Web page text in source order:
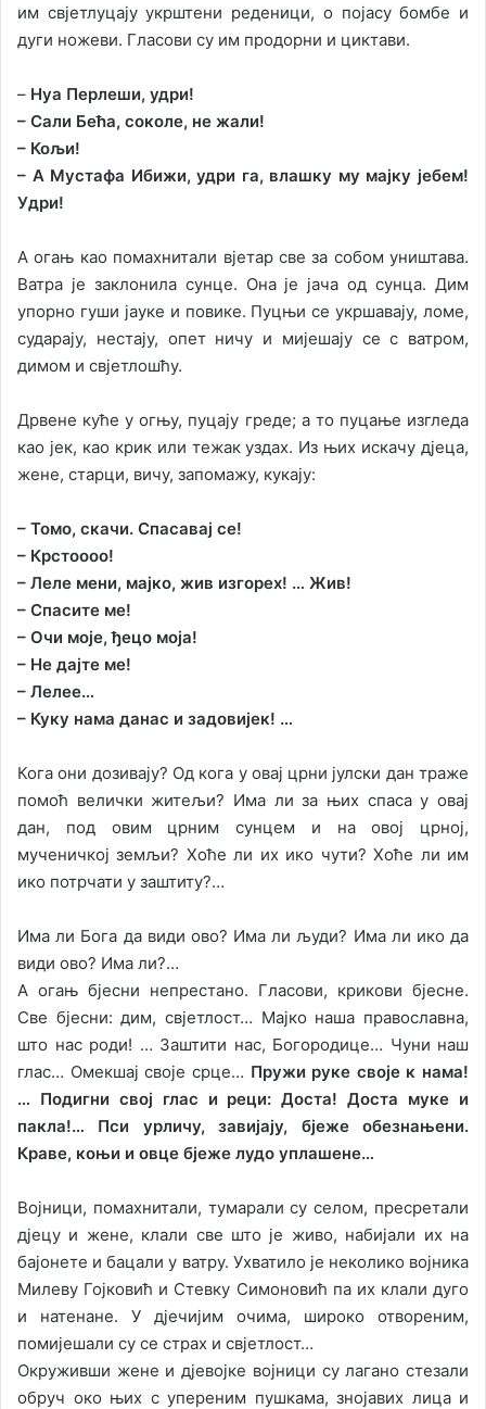
им свјетлуцају укрштени реденици, о појасу бомбе и
дуги ножеви. Гласови су им продорни и циктави.
– Нуа Перлеши, удри!
– Сали Бећа, соколе, не жали!
– Кољи!
– А Мустафа Ибижи, удри га, влашку му мајку јебем!
Удри!
А огањ као помахнитали вјетар све за собом уништава.
Ватра је заклонила сунце. Она је јача од сунца. Дим
упорно гуши јауке и повике. Пуцњи се укршавају, ломе,
сударају, нестају, опет ничу и мијешају се с ватром,
димом и свјетлошћу.
Дрвене куће у огњу, пуцају греде; а то пуцање изгледа
као јек, као крик или тежак уздах. Из њих искачу дјеца,
жене, старци, вичу, запомажу, кукају:
– Томо, скачи. Спасавај се!
– Крстоооо!
– Леле мени, мајко, жив изгорех! … Жив!
– Спасите ме!
– Очи моје, ђецо моја!
– Не дајте ме!
– Лелее…
– Куку нама данас и задовијек! …
Кога они дозивају? Од кога у овај црни јулски дан траже
помоћ велички житељи? Има ли за њих спаса у овај
дан, под овим црним сунцем и на овој црној,
мученичкој земљи? Хоће ли их ико чути? Хоће ли им
ико потрчати у заштиту?…
Има ли Бога да види ово? Има ли људи? Има ли ико да
види ово? Има ли?…
А огањ бјесни непрестано. Гласови, крикови бјесне.
Све бјесни: дим, свјетлост… Мајко наша православна,
што нас роди! … Заштити нас, Богородице… Чуни наш
глас… Омекшај своје срце… Пружи руке своје к нама!
… Подигни свој глас и реци: Доста! Доста муке и
пакла!… Пси урличу, завијају, бјеже обезнањени.
Краве, коњи и овце бјеже лудо уплашене…
Војници, помахнитали, тумарали су селом, пресретали
дјецу и жене, клали све што је живо, набијали их на
бајонете и бацали у ватру. Ухватило је неколико војника
Милеву Гојковић и Стевку Симоновић па их клали дуго
и натенане. У дјечијим очима, широко отвореним,
помијешали су се страх и свјетлост…
Окруживши жене и дјевојке војници су лагано стезали
обруч око њих с упереним пушкама, знојавих лица и